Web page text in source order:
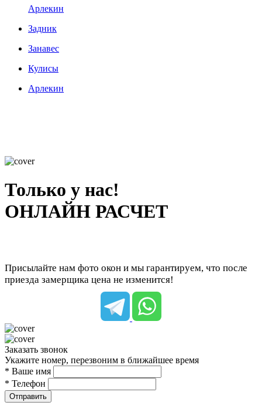
Арлекин
Задник
Занавес
Кулисы
Арлекин
Только у нас!
ОНЛАЙН РАСЧЕТ
Присылайте нам фото окон и мы гарантируем, что после
приезда замерщика цена не изменится!
Заказать звонок
Укажите номер, перезвоним в ближайшее время
* Ваше имя
* Телефон
Отправить